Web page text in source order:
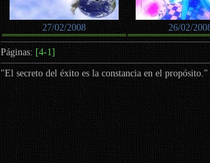
27/02/2008 26/02/
Páginas: [4-1]
"El secreto del éxito es la constancia en el